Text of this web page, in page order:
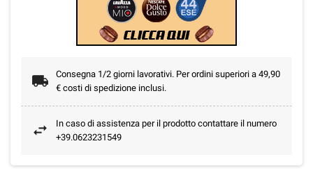
Consegna 1/2 giorni lavorativi. Per ordini superiori a 49,90
€ costi di spedizione inclusi.
In caso di assistenza per il prodotto contattare il numero
+39.0623231549